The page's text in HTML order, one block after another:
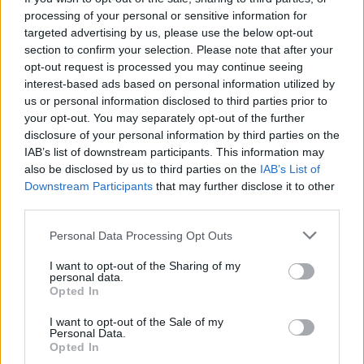
processing of your personal or sensitive information for
targeted advertising by us, please use the below opt-out
section to confirm your selection. Please note that after your
opt-out request is processed you may continue seeing
interest-based ads based on personal information utilized by
us or personal information disclosed to third parties prior to
your opt-out. You may separately opt-out of the further
disclosure of your personal information by third parties on the
IAB’s list of downstream participants. This information may
also be disclosed by us to third parties on the IAB’s List of
Downstream Participants that may further disclose it to other
Please note that this website/app uses one or more Google
not limited to your visit or usage behaviour. You may click to
grant or deny consent to Google and its third-party tags to
use your data for below specified purposes in below Google
consent section.
Personal Data Processing Opt Outs
I want to opt-out of the Sharing of my
personal data.
Opted In
I want to opt-out of the Sale of my
Personal Data.
Opted In
Kocsis ha detto che in Ungheria si è aperto un dibattito in
questi giorni che ha chiarito che d’ora in poi non è necessario
considerare se un tale delinquente possa essere graziato o
meno, ma che la possibilità di concedere la grazia a una
persona del genere deve essere escluso fin dall’inizio.
Commentando la decisione del presidente Katalin Novák di
graziare il vicedirettore di un orfanotrofio condannato per
aver costretto i residenti a ritirare le accuse di pedofilia contro
il direttore, Kocsis ha affermato che nessuno contesta la
legalità della decisione del presidente.”
“Inoltre, credo che da quando c’è stato un referendum in
settore della protezione dell’infanzia (.), e in questo
tutto per proteggere i bambini,” Kocsis ha detto.
giovedì dal primo ministro deve essere accettato perché
integra il sistema di protezione dell’infanzia, quindi d’ora in
poi tutti i trasgressori dovranno sapere che se fanno quello